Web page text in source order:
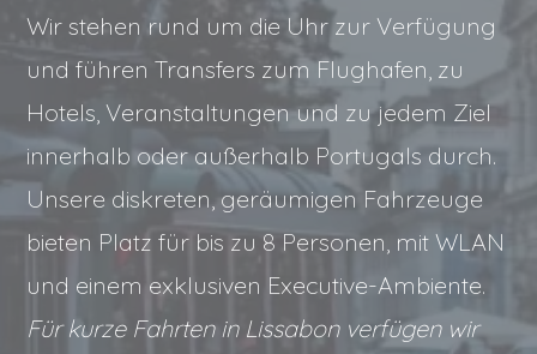
Wir stehen rund um die Uhr zur Verfügung
und führen Transfers zum Flughafen, zu
Hotels, Veranstaltungen und zu jedem Ziel
innerhalb oder außerhalb Portugals durch.
Unsere diskreten, geräumigen Fahrzeuge
bieten Platz für bis zu 8 Personen, mit WLAN
und einem exklusiven Executive-Ambiente.
Für kurze Fahrten in Lissabon verfügen wir